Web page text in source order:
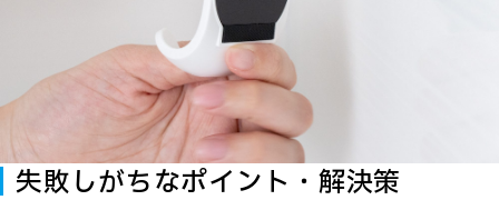
失敗しがちなポイント・解決策